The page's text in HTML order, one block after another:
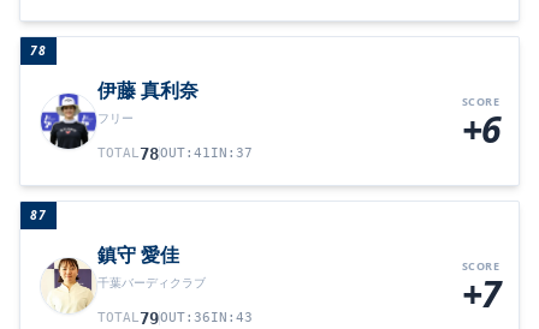
78
伊藤 真利奈
フリー
TOTAL78OUT: 41IN : 37
SCORE
+6
87
鎮守 愛佳
千葉バーディクラブ
TOTAL79OUT: 36IN : 43
SCORE
+7